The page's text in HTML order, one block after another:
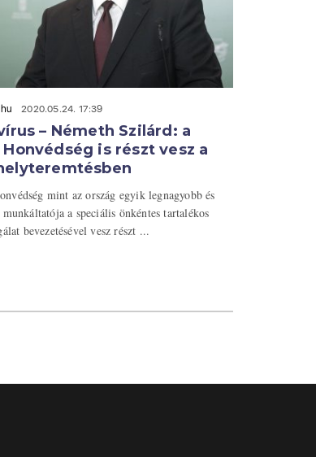
2020.05.24. 17:39
– Németh Szilárd: a
is részt vesz a
mint az ország egyik legnagyobb és
a speciális önkéntes tartalékos
bevezetésével vesz részt ...